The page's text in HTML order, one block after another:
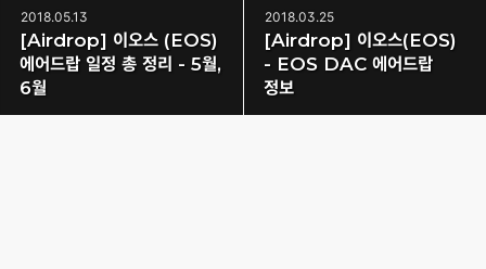
2018.05.13
[Airdrop] 이오스 (EOS)
에어드랍 일정 총 정리 - 5월,
6월
2018.03.25
[Airdrop] 이오스(EOS)
- EOS DAC 에어드랍
정보